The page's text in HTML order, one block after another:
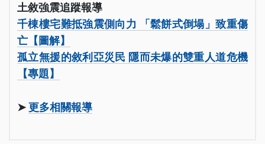
土敘強震追蹤報導
千棟樓宅難抵強震側向力 「鬆餅式倒塌」致重傷
亡【圖解】
孤立無援的敘利亞災民 隱而未爆的雙重人道危機
【專題】
➤更多相關報導